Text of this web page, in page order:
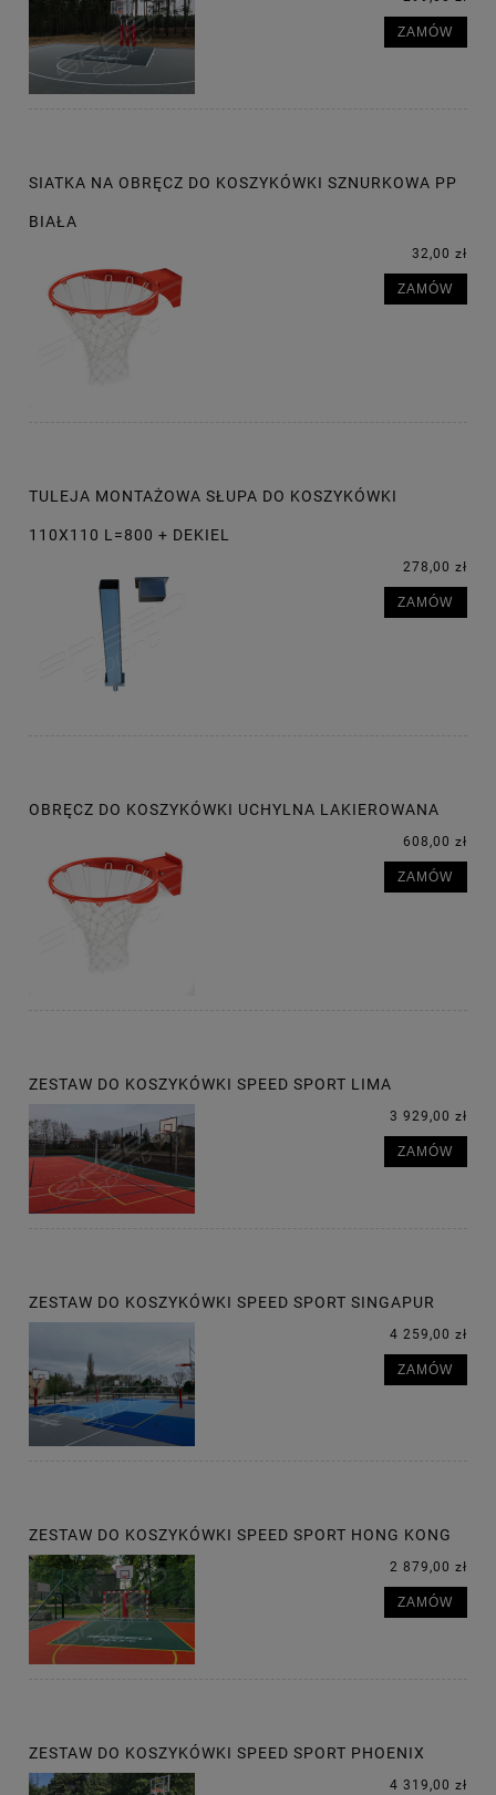
ZAMÓW
SIATKA NA OBRĘCZ DO KOSZYKÓWKI SZNURKOWA PP
BIAŁA
32,00 zł
ZAMÓW
TULEJA MONTAŻOWA SŁUPA DO KOSZYKÓWKI
110X110 L=800 + DEKIEL
278,00 zł
ZAMÓW
OBRĘCZ DO KOSZYKÓWKI UCHYLNA LAKIEROWANA
608,00 zł
ZAMÓW
ZESTAW DO KOSZYKÓWKI SPEED SPORT LIMA
3 929,00 zł
ZAMÓW
ZESTAW DO KOSZYKÓWKI SPEED SPORT SINGAPUR
4 259,00 zł
ZAMÓW
ZESTAW DO KOSZYKÓWKI SPEED SPORT HONG KONG
2 879,00 zł
ZAMÓW
ZESTAW DO KOSZYKÓWKI SPEED SPORT PHOENIX
4 319,00 zł